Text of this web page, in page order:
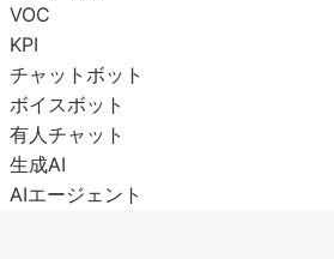
VOC
KPI
チャットボット
ボイスボット
有人チャット
生成AI
AIエージェント